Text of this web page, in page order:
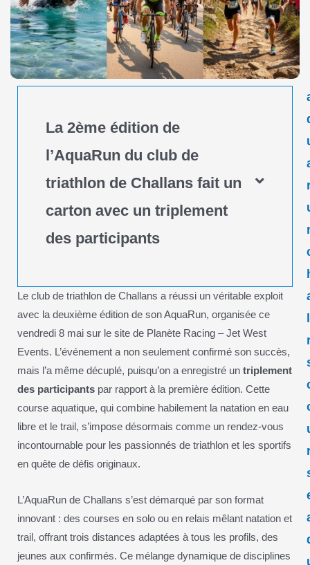
La 2ème édition de
l’AquaRun du club de
triathlon de Challans fait un
carton avec un triplement
des participants
Le club de triathlon de Challans a réussi un véritable exploit
avec la deuxième édition de son AquaRun, organisée ce
vendredi 8 mai sur le site de Planète Racing – Jet West
Events. L’événement a non seulement confirmé son succès,
mais l’a même décuplé, puisqu’on a enregistré un triplement
des participantspar rapport à la première édition. Cette
course aquatique, qui combine habilement la natation en eau
libre et le trail, s’impose désormais comme un rendez-vous
incontournable pour les passionnés de triathlon et les sportifs
en quête de défis originaux.
L’AquaRun de Challans s’est démarqué par son format
innovant : des courses en solo ou en relais mêlant natation et
trail, offrant trois distances adaptées à tous les profils, des
jeunes aux confirmés. Ce mélange dynamique de disciplines